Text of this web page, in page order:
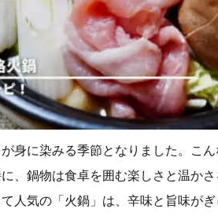
身に染みる季節となりました。こ
、鍋物は食卓を囲む楽しさと温か
人気の「火鍋」は、辛味と旨味が